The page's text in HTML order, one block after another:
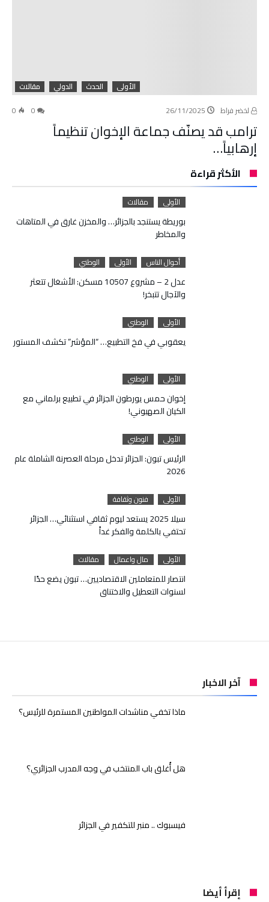
الأولى الحدث الدولي
مقالات
لخضر فراط
26/11/2025
0
ترامب قد يصنّف جماعة الإخوان تنظيماً
إرهابياً…
الأكثر قراءة
الأولى مقالات
بوريطة يستنجد بالجزائر… والمخزن غارق في المتاهات
والمخاطر
أحوال الناس الأولى الوطني
عدل 2 – مشروع 10507 مسكن: الأشغال تتعثر
والآجال تتبخر!
الأولى الوطني
يعقوبي في فخ التطبيع… “المؤشر” تكشف المستور
الأولى الوطني
إخوان حمس يورطون الجزائر في تطبيع برلماني مع
الكيان الصهيوني!
الأولى الوطني
الرئيس تبون: الجزائر تدخل مرحلة العصرنة الشاملة عام
2026
الأولى فنون وثقافة
سيلا 2025 يستعد ليوم ثقافي استثنائي… الجزائر
تحتفي بالكلمة والفكر غداً
الأولى مال واعمال مقالات
انتصار للمتعاملين الاقتصاديين… تبون يضع حدًا
لسنوات التعطيل والاختناق
آخر الاخبار
ماذا تخفي مناشدات المواطنين المستمرة للرئيس؟
هل أُغلق باب المنتخب في وجه المدرب الجزائري؟
فيسبوك .. منبر للتكفير في الجزائر
إقرأ أيضا